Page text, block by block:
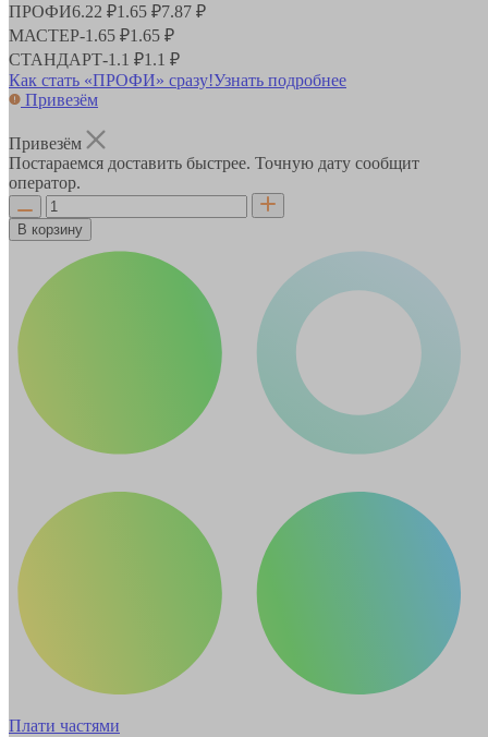
ПРОФИ6.22 ₽1.65 ₽7.87 ₽
МАСТЕР-1.65 ₽1.65 ₽
СТАНДАРТ-1.1 ₽1.1 ₽
Как стать «ПРОФИ» сразу!Узнать подробнее
Привезём
Привезём
Постараемся доставить быстрее. Точную дату сообщит
оператор.
В корзину
Плати частями